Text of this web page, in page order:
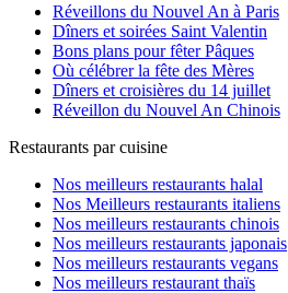
Réveillons du Nouvel An à Paris
Dîners et soirées Saint Valentin
Bons plans pour fêter Pâques
Où célébrer la fête des Mères
Dîners et croisières du 14 juillet
Réveillon du Nouvel An Chinois
Restaurants par cuisine
Nos meilleurs restaurants halal
Nos Meilleurs restaurants italiens
Nos meilleurs restaurants chinois
Nos meilleurs restaurants japonais
Nos meilleurs restaurants vegans
Nos meilleurs restaurant thaïs